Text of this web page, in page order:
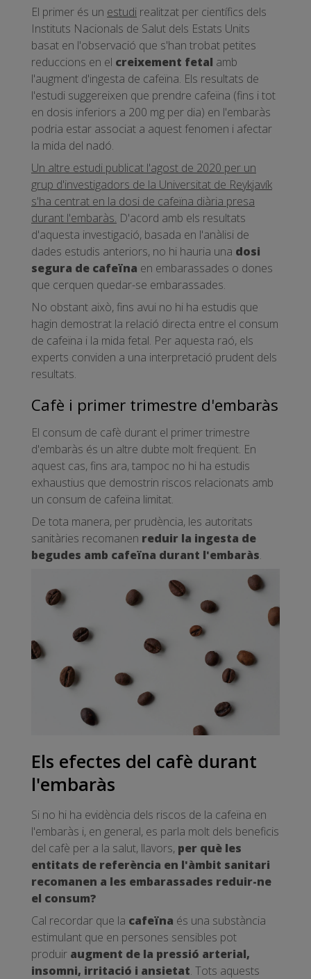
El primer és un estudi realitzat per científics dels
Instituts Nacionals de Salut dels Estats Units
basat en l'observació que s'han trobat petites
reduccions en el creixement fetal amb
l'augment d'ingesta de cafeïna. Els resultats de
l'estudi suggereixen que prendre cafeïna (fins i tot
en dosis inferiors a 200 mg per dia) en l'embaràs
podria estar associat a aquest fenomen i afectar
la mida del nadó.
Un altre estudi publicat l'agost de 2020 per un
grup d'investigadors de la Universitat de Reykjavík
s'ha centrat en la dosi de cafeïna diària presa
durant l'embaràs. D'acord amb els resultats
d'aquesta investigació, basada en l'anàlisi de
dades estudis anteriors, no hi hauria una dosi
segura de cafeïna en embarassades o dones
que cerquen quedar-se embarassades.
No obstant això, fins avui no hi ha estudis que
hagin demostrat la relació directa entre el consum
de cafeïna i la mida fetal. Per aquesta raó, els
experts conviden a una interpretació prudent dels
resultats.
Cafè i primer trimestre d'embaràs
El consum de cafè durant el primer trimestre
d'embaràs és un altre dubte molt freqüent. En
aquest cas, fins ara, tampoc no hi ha estudis
exhaustius que demostrin riscos relacionats amb
un consum de cafeïna limitat.
De tota manera, per prudència, les autoritats
sanitàries recomanen reduir la ingesta de
begudes amb cafeïna durant l'embaràs.
Els efectes del cafè durant
l'embaràs
Si no hi ha evidència dels riscos de la cafeïna en
l'embaràs i, en general, es parla molt dels beneficis
del cafè per a la salut, llavors, per què les
entitats de referència en l'àmbit sanitari
recomanen a les embarassades reduir-ne
el consum?
Cal recordar que la cafeïna és una substància
estimulant que en persones sensibles pot
produir augment de la pressió arterial,
insomni, irritació i ansietat. Tots aquests